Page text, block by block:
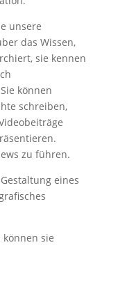
unsere
das Wissen,
sie kennen
können
schreiben,
zu führen.
eines
können sie